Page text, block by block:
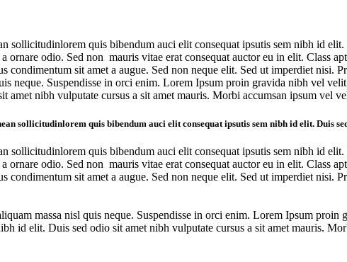
sollicitudinlorem quis bibendum auci elit consequat ipsutis sem nibh id
odio. Sed non mauris vitae erat consequat auctor eu in elit. Class
condimentum sit amet a augue. Sed non neque elit. Sed ut imperdiet nisi.
neque. Suspendisse in orci enim. Lorem Ipsum proin gravida nibh vel
amet nibh vulputate cursus a sit amet mauris. Morbi accumsan ipsum vel
sollicitudinlorem quis bibendum auci elit consequat ipsutis sem nibh id elit. Duis
sollicitudinlorem quis bibendum auci elit consequat ipsutis sem nibh id
odio. Sed non mauris vitae erat consequat auctor eu in elit. Class
condimentum sit amet a augue. Sed non neque elit. Sed ut imperdiet nisi.
massa nisl quis neque. Suspendisse in orci enim. Lorem Ipsum
id elit. Duis sed odio sit amet nibh vulputate cursus a sit amet mauris.